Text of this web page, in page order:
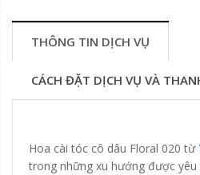
THÔNG TIN DỊCH VỤ
CÁCH ĐẶT DỊCH VỤ VÀ
Hoa cài tóc cô dâu Floral 020 từ
trong những xu hướng được